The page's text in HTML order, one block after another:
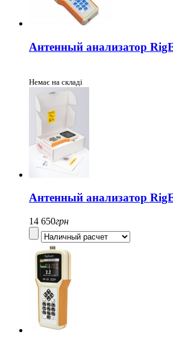
Антенный анализатор
Немає на складі
Антенный анализатор
14 650грн